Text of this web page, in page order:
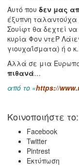
Αυτό που δεν μας
έξυπνη ταλαντούχα
Σουίφτ θα δεχτεί
κυρία Φον ντεΡ
γιουχαΐσματα) ή ο
Αλλά σε μια
πιθανά…
από το «https://
Κοινοποιήστε το:
Facebook
Twitter
Pintrest
Εκτύπωση